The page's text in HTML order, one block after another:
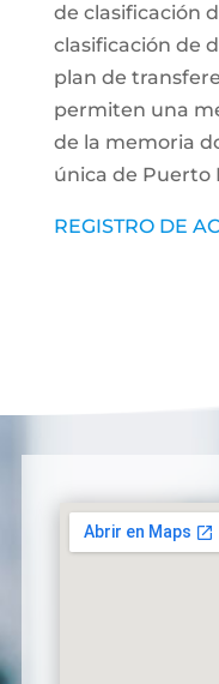
de clasificación
clasificación de
plan de
permiten una
de la memoria
única de Puerto
REGISTRO DE